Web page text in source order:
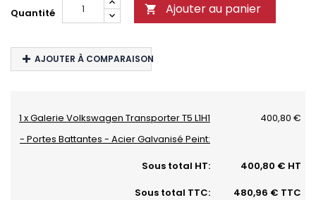
Quantité  Ajouter au panier
AJOUTER À COMPARAISON
1 x Galerie Volkswagen Transporter T5 L1H1
- Portes Battantes - Acier Galvanisé Peint:
400,80 €
Sous total HT:
400,80 € HT
Sous total TTC:
480,96 € TTC